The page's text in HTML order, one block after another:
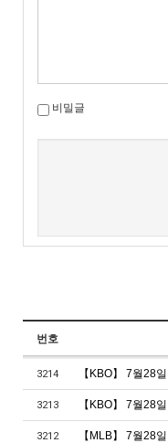
비밀글
번호
3214 【KBO】 7월28
3213 【KBO】 7월28
3212 【MLB】 7월28